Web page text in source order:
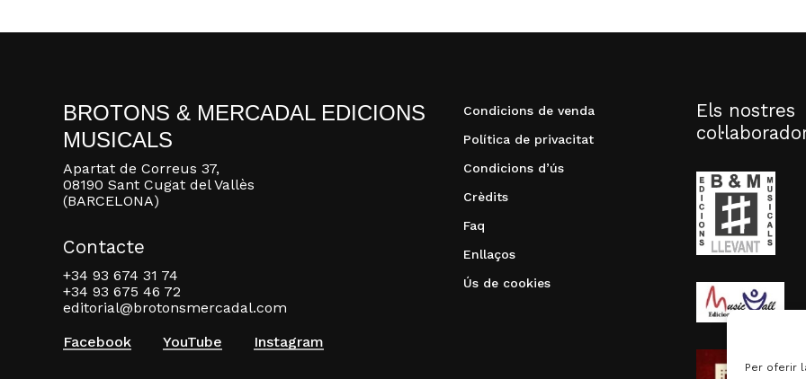
Per oferir
BROTONS & MERCADAL EDICIONS
MUSICALS
Apartat de Correus 37,
08190 Sant Cugat del Vallès
(BARCELONA)
Contacte
+34 93 674 31 74
+34 93 675 46 72
editorial@brotonsmercadal.com
Facebook
YouTube Instagram
Condicions de venda
Política de privacitat
Condicions d’ús
Crèdits
Faq
Enllaços
Ús de cookies
Els nostres